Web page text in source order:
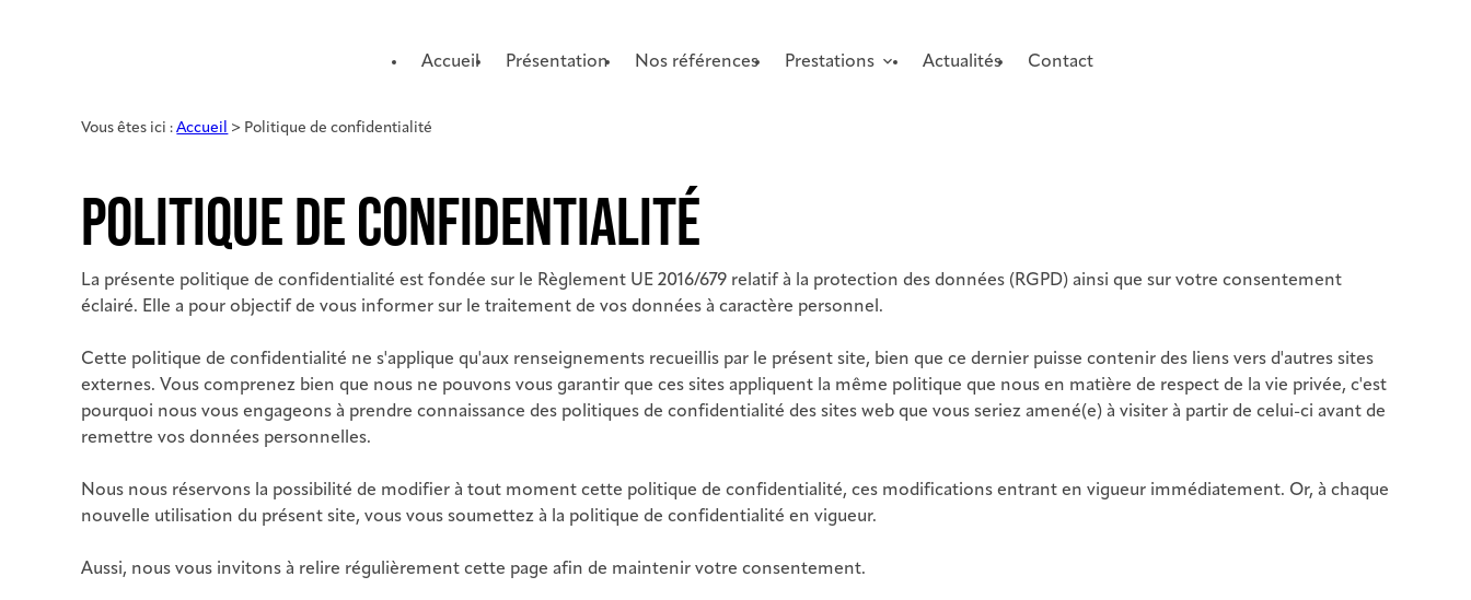
Accueil Présentation Nos références Prestations Actualités Contact
Vous êtes ici :Accueil > Politique de confidentialité
POLITIQUE DE CONFIDENTIALITÉ
La présente politique de confidentialité est fondée sur le Règlement UE 2016/679 relatif à la protection des données (RGPD) ainsi que sur votre consentement
éclairé. Elle a pour objectif de vous informer sur le traitement de vos données à caractère personnel.
Cette politique de confidentialité ne s'applique qu'aux renseignements recueillis par le présent site, bien que ce dernier puisse contenir des liens vers d'autres sites
externes. Vous comprenez bien que nous ne pouvons vous garantir que ces sites appliquent la même politique que nous en matière de respect de la vie privée, c'est
pourquoi nous vous engageons à prendre connaissance des politiques de confidentialité des sites web que vous seriez amené(e) à visiter à partir de celui-ci avant de
remettre vos données personnelles.
Nous nous réservons la possibilité de modifier à tout moment cette politique de confidentialité, ces modifications entrant en vigueur immédiatement. Or, à chaque
nouvelle utilisation du présent site, vous vous soumettez à la politique de confidentialité en vigueur.
Aussi, nous vous invitons à relire régulièrement cette page afin de maintenir votre consentement.